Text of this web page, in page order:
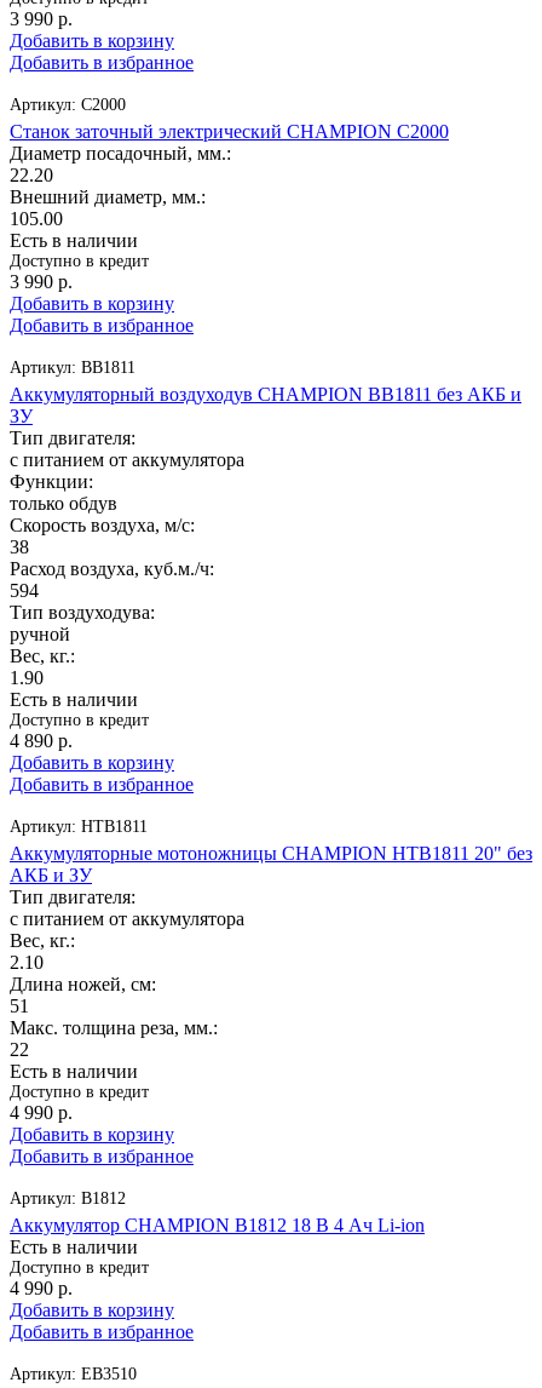
3 990 р.
Добавить в корзину
Добавить в избранное
Артикул: C2000
Станок заточный электрический CHAMPION C2000
Диаметр посадочный, мм.:
22.20
Внешний диаметр, мм.:
105.00
Есть в наличии
Доступно в кредит
3 990 р.
Добавить в корзину
Добавить в избранное
Артикул: BB1811
Аккумуляторный воздуходув CHAMPION BB1811 без АКБ и
ЗУ
Тип двигателя:
с питанием от аккумулятора
Функции:
только обдув
Скорость воздуха, м/с:
38
Расход воздуха, куб.м./ч:
594
Тип воздуходува:
ручной
Вес, кг.:
1.90
Есть в наличии
Доступно в кредит
4 890 р.
Добавить в корзину
Добавить в избранное
Артикул: HTB1811
Аккумуляторные мотоножницы CHAMPION HTB1811 20" без
АКБ и ЗУ
Тип двигателя:
с питанием от аккумулятора
Вес, кг.:
2.10
Длина ножей, см:
51
Макс. толщина реза, мм.:
22
Есть в наличии
Доступно в кредит
4 990 р.
Добавить в корзину
Добавить в избранное
Артикул: B1812
Аккумулятор CHAMPION B1812 18 В 4 Ач Li-ion
Есть в наличии
Доступно в кредит
4 990 р.
Добавить в корзину
Добавить в избранное
Артикул: EB3510